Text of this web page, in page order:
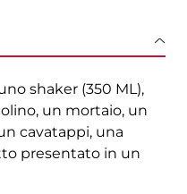
shaker (350 ML),
un mortaio, un
cavatappi, una
presentato in un